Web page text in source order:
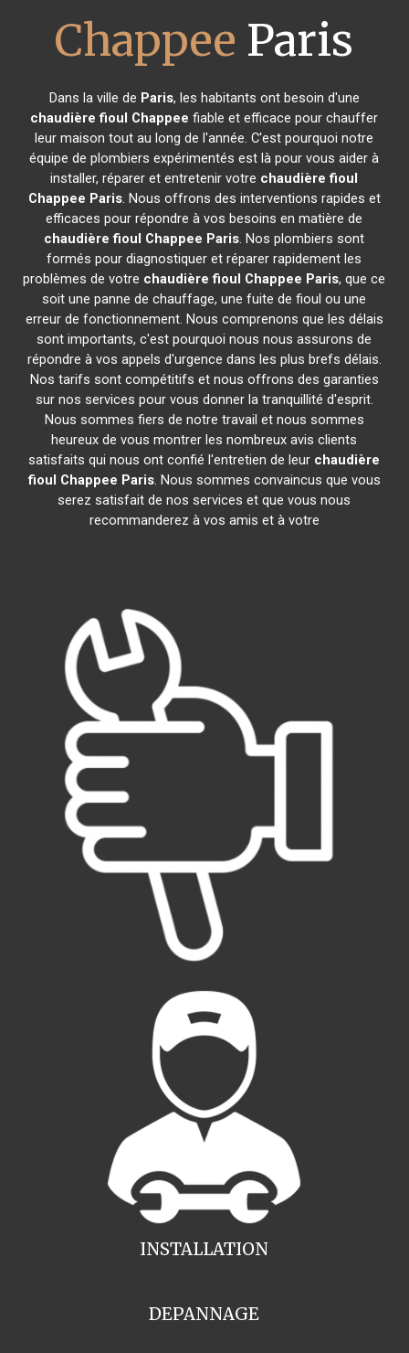
Chappee Paris
Dans la ville de Paris, les habitants ont besoin d'une
chaudière fioul Chappee fiable et efficace pour chauffer
leur maison tout au long de l'année. C'est pourquoi notre
équipe de plombiers expérimentés est là pour vous aider à
installer, réparer et entretenir votre chaudière fioul
Chappee Paris. Nous offrons des interventions rapides et
efficaces pour répondre à vos besoins en matière de
chaudière fioul Chappee Paris. Nos plombiers sont
formés pour diagnostiquer et réparer rapidement les
problèmes de votre chaudière fioul Chappee Paris, que ce
soit une panne de chauffage, une fuite de fioul ou une
erreur de fonctionnement. Nous comprenons que les délais
sont importants, c'est pourquoi nous nous assurons de
répondre à vos appels d'urgence dans les plus brefs délais.
Nos tarifs sont compétitifs et nous offrons des garanties
sur nos services pour vous donner la tranquillité d'esprit.
Nous sommes fiers de notre travail et nous sommes
heureux de vous montrer les nombreux avis clients
satisfaits qui nous ont confié l'entretien de leur chaudière
fioul Chappee Paris. Nous sommes convaincus que vous
serez satisfait de nos services et que vous nous
recommanderez à vos amis et à votre
INSTALLATION
DEPANNAGE